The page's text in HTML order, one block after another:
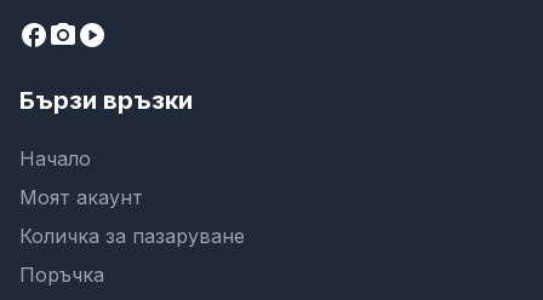
facebookcamera_altplay_circle
Бързи връзки
Начало
Моят акаунт
Количка за пазаруване
Поръчка